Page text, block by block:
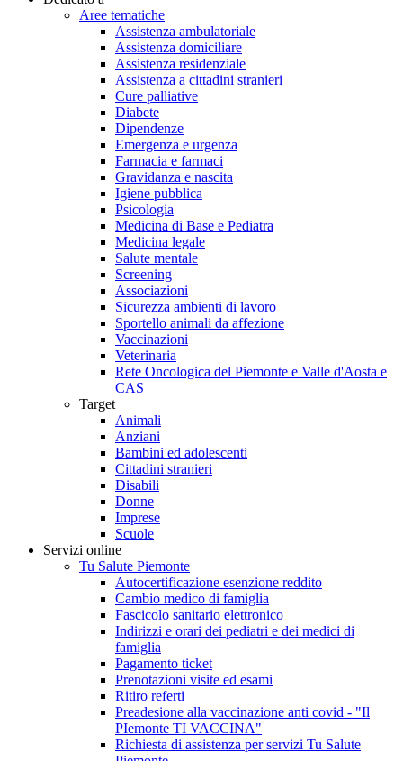
Aree tematiche
Assistenza ambulatoriale
Assistenza domiciliare
Assistenza residenziale
Assistenza a cittadini stranieri
Cure palliative
Diabete
Dipendenze
Emergenza e urgenza
Farmacia e farmaci
Gravidanza e nascita
Igiene pubblica
Psicologia
Medicina di Base e Pediatra
Medicina legale
Salute mentale
Screening
Associazioni
Sicurezza ambienti di lavoro
Sportello animali da affezione
Vaccinazioni
Veterinaria
Rete Oncologica del Piemonte e Valle d'Aosta e
CAS
Target
Animali
Anziani
Bambini ed adolescenti
Cittadini stranieri
Disabili
Donne
Imprese
Scuole
Servizi online
Tu Salute Piemonte
Autocertificazione esenzione reddito
Cambio medico di famiglia
Fascicolo sanitario elettronico
Indirizzi e orari dei pediatri e dei medici di
famiglia
Pagamento ticket
Prenotazioni visite ed esami
Ritiro referti
Preadesione alla vaccinazione anti covid - "Il
PIemonte TI VACCINA"
Richiesta di assistenza per servizi Tu Salute